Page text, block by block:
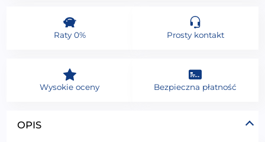
OPIS
Raty 0% Prosty kontakt
Wysokie oceny Bezpieczna płatność